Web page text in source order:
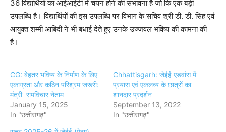
36 विद्यार्थियों का आईआईटी में चयन होने की संभावना है जो कि एक बड़ी
उपलब्धि है। विद्यार्थियों की इस उपलब्धि पर विभाग के सचिव श्री डी. डी. सिंह एवं
आयुक्त शम्मी आबिदी ने भी बधाई देते हुए उनके उज्जवल भविष्य की कामना की
है।
CG: बेहतर भविष्य के निर्माण के लिए
एकाग्रता और कठिन परिश्रम जरूरी:
मंत्री रामविचार नेताम
January 15, 2025
In "छत्तीसगढ़"
Chhattisgarh: जेईई एडवांस में
प्रयास एवं एकलव्य के छात्रों का
शानदार प्रदर्शन
September 13, 2022
In "छत्तीसगढ़"